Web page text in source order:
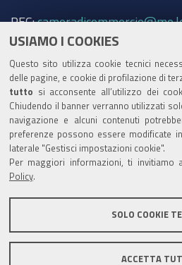
USIAMO I COOKIES
Questo sito utilizza cookie tecnici
delle pagine, e cookie di profilazione di
tutto si acconsente all’utilizzo dei
Chiudendo il banner verranno utilizzati
navigazione e alcuni contenuti
preferenze possono essere modificate
laterale "Gestisci impostazioni cookie".
Per maggiori informazioni, ti invitiamo
Policy
SOLO COOKIE
ACCETTA
PEC:
Trasparenza
Amministrazione trasparente
Albo Camerale
Pubblicità Legale
Area riservata